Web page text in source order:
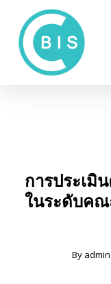
main
content
การประเมิ
ในระดับคณ
By admin